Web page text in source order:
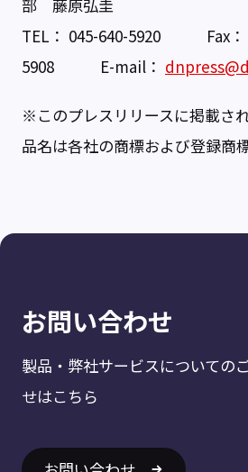
部 藤原弘圭
TEL： 045-640-5920 Fax：
5908 E-mail：
※このプレスリリースに掲載さ
品名は各社の商標および登録商標
お問い合わせ
製品・弊社サービスについての
せはこちら